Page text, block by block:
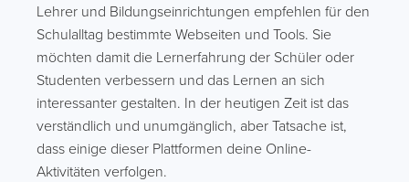
Lehrer und Bildungseinrichtungen empfehlen für den
Schulalltag bestimmte Webseiten und Tools. Sie
möchten damit die Lernerfahrung der Schüler oder
Studenten verbessern und das Lernen an sich
interessanter gestalten. In der heutigen Zeit ist das
verständlich und unumgänglich, aber Tatsache ist,
dass einige dieser Plattformen deine Online-
Aktivitäten verfolgen.